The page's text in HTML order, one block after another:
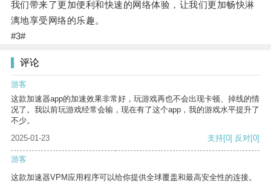
我们带来了更加便利和快速的网络体验，让我们更加畅快淋
漓地享受网络的乐趣。
#3#
评论
游客
这款加速器app的加速效果非常好，玩游戏再也不会出现卡顿、掉线的情
况了。我以前玩游戏经常会输，现在有了这个app，我的游戏水平提升了
不少。
2025-01-23
支持[0] 反对[0]
游客
这款加速器VPM应用程序可以给你提供全球覆盖和最高安全性的连接。